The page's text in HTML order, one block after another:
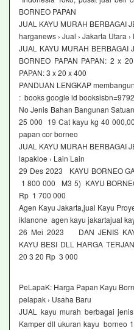
BORNEO PAPAN
JUAL KAYU MURAH BERBAGAI
harganews › Jual › Jakarta Utara
JUAL KAYU MURAH
BORNEO PAPAN PAPAN: 2
PAPAN: 3 x 20 x 400
PANDUAN LENGKAP
: books google id
No Jenis Bahan Bangunan
25 000 19 Cat kayu kg 40
papan cor borneo
JUAL KAYU MURAH BERBAGAI
lapakloe › Lain Lain
29 Des 2023 KAYU BORNEO
1 800 000 M3 5) KAYU
Rp 1 700 000
Agen Kayu Jakarta,jual Kayu
iklanone agen kayu jakartajual
26 Mei 2023 DAN JENIS
KAYU BESI DLL HARGA
20 3 20 Rp 3 000
PeLapaK: Harga Papan Kayu
pelapak › Usaha Baru
JUAL kayu murah berbagai
Kamper dll ukuran kayu borneo